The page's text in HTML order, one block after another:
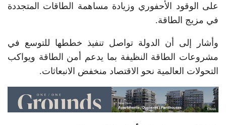
على الوقود الأحفوري وزيادة مساهمة الطاقات المتجددة
في مزيج الطاقة.
وأشار إلى أن الدولة تواصل تنفيذ خططها للتوسع في
مشروعات الطاقة النظيفة بما يدعم أمن الطاقة ويواكب
التحولات العالمية نحو الاقتصاد منخفض الانبعاثات.